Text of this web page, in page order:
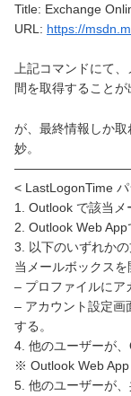
Title: Exchange
URL: https://
上記コマンドにて
間を取得することが
が、最終情報しか
妙。
< LastLogonTime
1. Outlook で該当メ
2. Outlook Web App
3. 以下のいずれか
当メールボックスを
– プロファイルにア
– アカウント設定画
する。
4. 他のユーザーが
※ Outlook Web
5. 他のユーザーが